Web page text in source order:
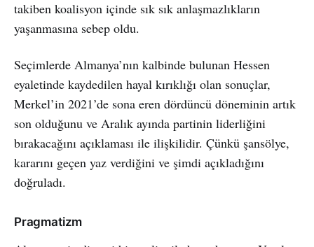
takiben koalisyon içinde sık sık anlaşmazlıkların
yaşanmasına sebep oldu.
Seçimlerde Almanya’nın kalbinde bulunan Hessen
eyaletinde kaydedilen hayal kırıklığı olan sonuçlar,
Merkel’in 2021’de sona eren dördüncü döneminin artık
son olduğunu ve Aralık ayında partinin liderliğini
bırakacağını açıklaması ile ilişkilidir. Çünkü şansölye,
kararını geçen yaz verdiğini ve şimdi açıkladığını
doğruladı.
Pragmatizm